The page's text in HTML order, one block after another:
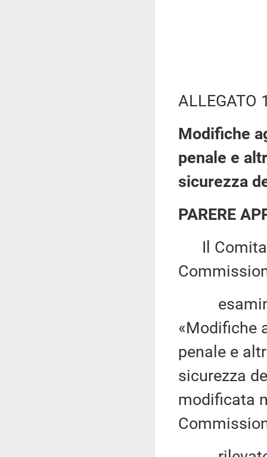
ALLEGATO
Modifiche
penale e
sicurezza
PARERE
Il
«Modifiche
penale e
sicurezza
modificata